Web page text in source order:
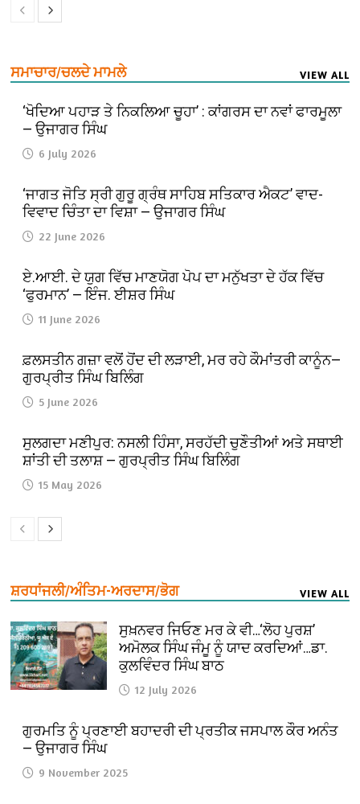
ਸਮਾਚਾਰ/ਚਲਦੇ ਮਾਮਲੇ VIEW ALL
‘ਖੋਦਿਆ ਪਹਾੜ ਤੇ ਨਿਕਲਿਆ ਚੂਹਾ’ : ਕਾਂਗਰਸ ਦਾ ਨਵਾਂ ਫਾਰਮੂਲਾ
— ਉਜਾਗਰ ਸਿੰਘ
6 July 2026
‘ਜਾਗਤ ਜੋਤਿ ਸ੍ਰੀ ਗੁਰੂ ਗ੍ਰੰਥ ਸਾਹਿਬ ਸਤਿਕਾਰ ਐਕਟ’ ਵਾਦ-
ਵਿਵਾਦ ਚਿੰਤਾ ਦਾ ਵਿਸ਼ਾ — ਉਜਾਗਰ ਸਿੰਘ
22 June 2026
ਏ.ਆਈ. ਦੇ ਯੁਗ ਵਿੱਚ ਮਾਣਯੋਗ ਪੋਪ ਦਾ ਮਨੁੱਖਤਾ ਦੇ ਹੱਕ ਵਿੱਚ
‘ਫੁਰਮਾਨ’ — ਇੰਜ. ਈਸ਼ਰ ਸਿੰਘ
11 June 2026
ਫ਼ਲਸਤੀਨ ਗਜ਼ਾ ਵਲੋਂ ਹੋਂਦ ਦੀ ਲੜਾਈ, ਮਰ ਰਹੇ ਕੌਮਾਂਤਰੀ ਕਾਨੂੰਨ—
ਗੁਰਪ੍ਰੀਤ ਸਿੰਘ ਬਿਲਿੰਗ
5 June 2026
ਸੁਲਗਦਾ ਮਣੀਪੁਰ: ਨਸਲੀ ਹਿੰਸਾ, ਸਰਹੱਦੀ ਚੁਣੌਤੀਆਂ ਅਤੇ ਸਥਾਈ
ਸ਼ਾਂਤੀ ਦੀ ਤਲਾਸ਼ — ਗੁਰਪ੍ਰੀਤ ਸਿੰਘ ਬਿਲਿੰਗ
15 May 2026
ਸ਼ਰਧਾਂਜਲੀ/ਅੰਤਿਮ-ਅਰਦਾਸ/ਭੋਗ VIEW ALL
ਸੁਖ਼ਨਵਰ ਜਿਓਣ ਮਰ ਕੇ ਵੀ…‘ਲੋਹ ਪੁਰਸ਼’
ਅਮੋਲਕ ਸਿੰਘ ਜੰਮੂ ਨੂੰ ਯਾਦ ਕਰਦਿਆਂ…ਡਾ.
ਕੁਲਵਿੰਦਰ ਸਿੰਘ ਬਾਠ
12 July 2026
ਗੁਰਮਤਿ ਨੂੰ ਪ੍ਰਣਾਈ ਬਹਾਦਰੀ ਦੀ ਪ੍ਰਤੀਕ ਜਸਪਾਲ ਕੌਰ ਅਨੰਤ
— ਉਜਾਗਰ ਸਿੰਘ
9 November 2025